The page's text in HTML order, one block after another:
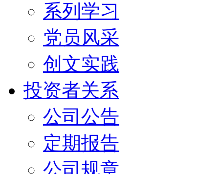
系列学习
党员风采
创文实践
投资者关系
公司公告
定期报告
公司规章